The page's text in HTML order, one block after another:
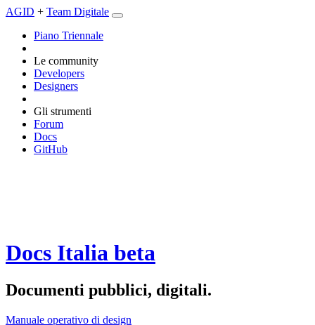
AGID + Team Digitale
Piano Triennale
Le community
Developers
Designers
Gli strumenti
Forum
Docs
GitHub
Docs Italia beta
Documenti pubblici, digitali.
Manuale operativo di design